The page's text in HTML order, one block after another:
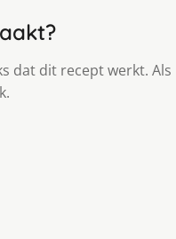
dat dit recept werkt. Als